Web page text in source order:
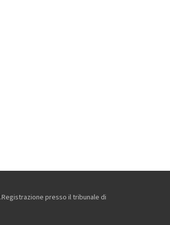
.Registrazione presso il tribunale di